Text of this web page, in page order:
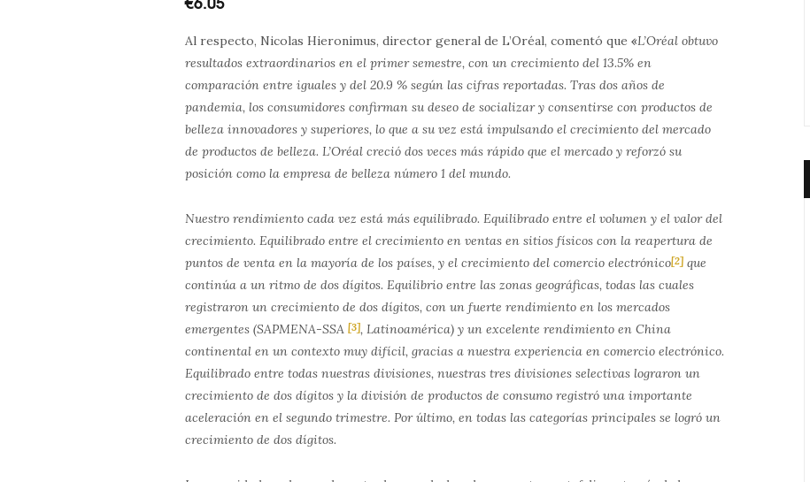
Al respecto, Nicolas Hieronimus, director general de L’Oréal, comentó que «L’Oréal obtuvo
resultados extraordinarios en el primer semestre, con un crecimiento del 13.5% en
comparación entre iguales y del 20.9 % según las cifras reportadas. Tras dos años de
pandemia, los consumidores confirman su deseo de socializar y consentirse con productos de
belleza innovadores y superiores, lo que a su vez está impulsando el crecimiento del mercado
de productos de belleza. L’Oréal creció dos veces más rápido que el mercado y reforzó su
posición como la empresa de belleza número 1 del mundo.
Nuestro rendimiento cada vez está más equilibrado. Equilibrado entre el volumen y el valor del
crecimiento. Equilibrado entre el crecimiento en ventas en sitios físicos con la reapertura de
puntos de venta en la mayoría de los países, y el crecimiento del comercio electrónico[2] que
continúa a un ritmo de dos dígitos. Equilibrio entre las zonas geográficas, todas las cuales
registraron un crecimiento de dos dígitos, con un fuerte rendimiento en los mercados
emergentes (SAPMENA-SSA[3], Latinoamérica) y un excelente rendimiento en China
continental en un contexto muy difícil, gracias a nuestra experiencia en comercio electrónico.
Equilibrado entre todas nuestras divisiones, nuestras tres divisiones selectivas lograron un
crecimiento de dos dígitos y la división de productos de consumo registró una importante
aceleración en el segundo trimestre. Por último, en todas las categorías principales se logró un
crecimiento de dos dígitos.